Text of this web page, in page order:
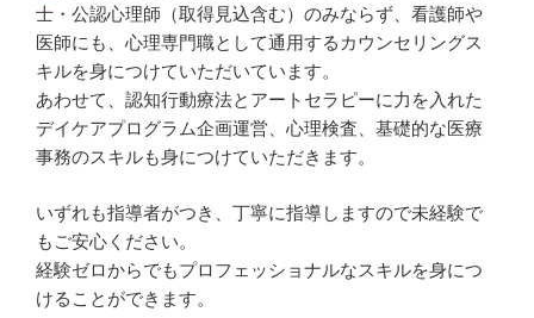
士・公認心理師（取得見込含む）のみならず、看護師や
医師にも、心理専門職として通用するカウンセリングス
キルを身につけていただいています。
あわせて、認知行動療法とアートセラピーに力を入れた
デイケアプログラム企画運営、心理検査、基礎的な医療
事務のスキルも身につけていただきます。
いずれも指導者がつき、丁寧に指導しますので未経験で
もご安心ください。
経験ゼロからでもプロフェッショナルなスキルを身につ
けることができます。